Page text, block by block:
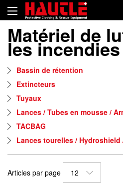
Matériel de
les incendies
Bassin de rétention
Extincteurs
Tuyaux
Lances / Tubes en mousse /
TACBAG
Lances tourelles / Hydroshield
Articles par page
12